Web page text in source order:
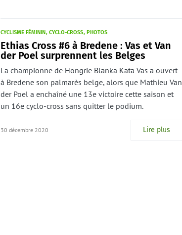
CYCLISME FÉMININ CYCLO-CROSS PHOTOS
Ethias Cross #6 à Bredene : Vas et Van
der Poel surprennent les Belges
La championne de Hongrie Blanka Kata Vas a ouvert
à Bredene son palmarès belge, alors que Mathieu Van
der Poel a enchaîné une 13e victoire cette saison et
un 16e cyclo-cross sans quitter le podium.
30 décembre 2020 Lire plus